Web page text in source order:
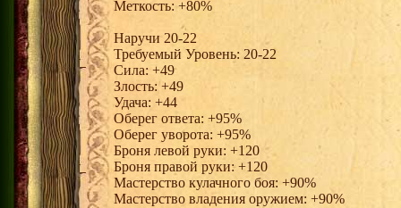
Меткость: +80%
Наручи 20-22
Требуемый Уровень: 20-22
Сила: +49
Злость: +49
Удача: +44
Оберег ответа: +95%
Оберег уворота: +95%
Броня левой руки: +120
Броня правой руки: +120
Мастерство кулачного боя: +90%
Мастерство владения оружием: +90%